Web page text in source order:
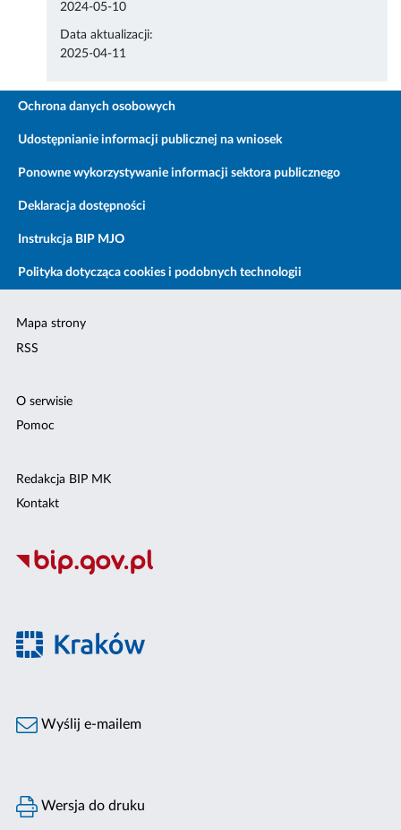
2024-05-10
Data aktualizacji:
2025-04-11
Ochrona danych osobowych
Udostępnianie informacji publicznej na wniosek
Ponowne wykorzystywanie informacji sektora publicznego
Deklaracja dostępności
Instrukcja BIP MJO
Polityka dotycząca cookies i podobnych technologii
Mapa strony
RSS
O serwisie
Pomoc
Redakcja BIP MK
Kontakt
Wyślij e-mailem
Wersja do druku